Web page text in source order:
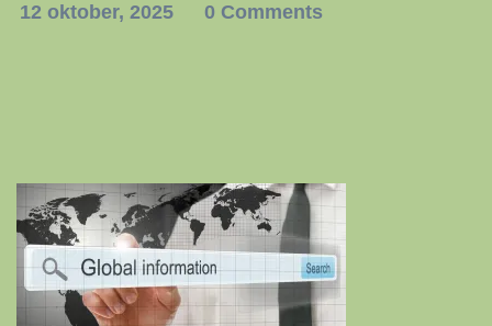
12 oktober, 2025 0 Comments